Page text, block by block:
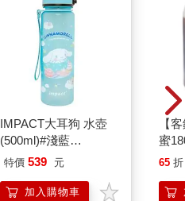
IMPACT大耳狗 水壺
(500ml)#淺藍
IMCMB01LB
特價 539 元
加入購物車
【
蜜
65 折